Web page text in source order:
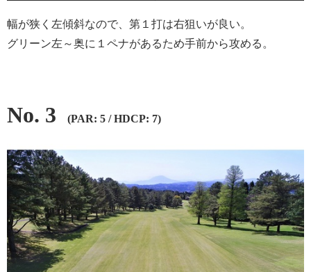
幅が狭く左傾斜なので、第１打は右狙いが良い。
グリーン左～奥に１ペナがあるため手前から攻める。
No. 3 (PAR: 5 / HDCP: 7)